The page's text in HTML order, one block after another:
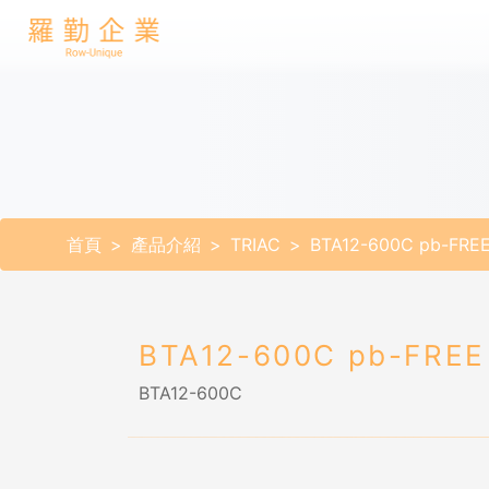
首頁 產品介紹 TRIAC BTA12-600C pb-
BTA12-600C pb-FREE
BTA12-600C